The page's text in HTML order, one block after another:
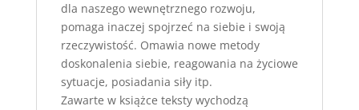
dla naszego wewnętrznego rozwoju,
pomaga inaczej spojrzeć na siebie i swoją
rzeczywistość. Omawia nowe metody
doskonalenia siebie, reagowania na życiowe
sytuacje, posiadania siły itp.
Zawarte w książce teksty wychodzą